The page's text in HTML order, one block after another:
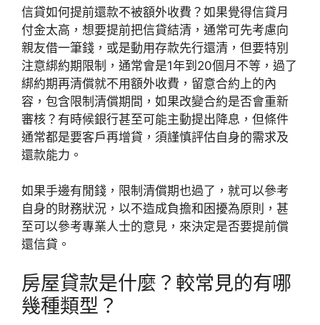
信貸如何提前還款不被額外收費？如果覺得信貸月
付金太高，想要提前把信貸結清，通常可先考慮向
親友借一筆錢，或是動用存款先行還清，但要特別
注意綁約期限制，通常會是1年到20個月不等，過了
綁約期再清償就不用額外收費，留意合約上的內
容，包含限制清償期間，如果改變合約是否會重新
審核？有時候銀行甚至可能主動提出降息，但條件
通常都是要客戶再增貸，須謹慎評估自身的需求及
還款能力。
如果手邊有閒錢，限制清償期也過了，就可以參考
自身的財務狀況，以不造成負擔和困擾為原則，甚
至可以參考專業人士的意見，來決定是否要提前償
還信貸。
房屋貸款是什麼？較常見的有哪
幾種類型？